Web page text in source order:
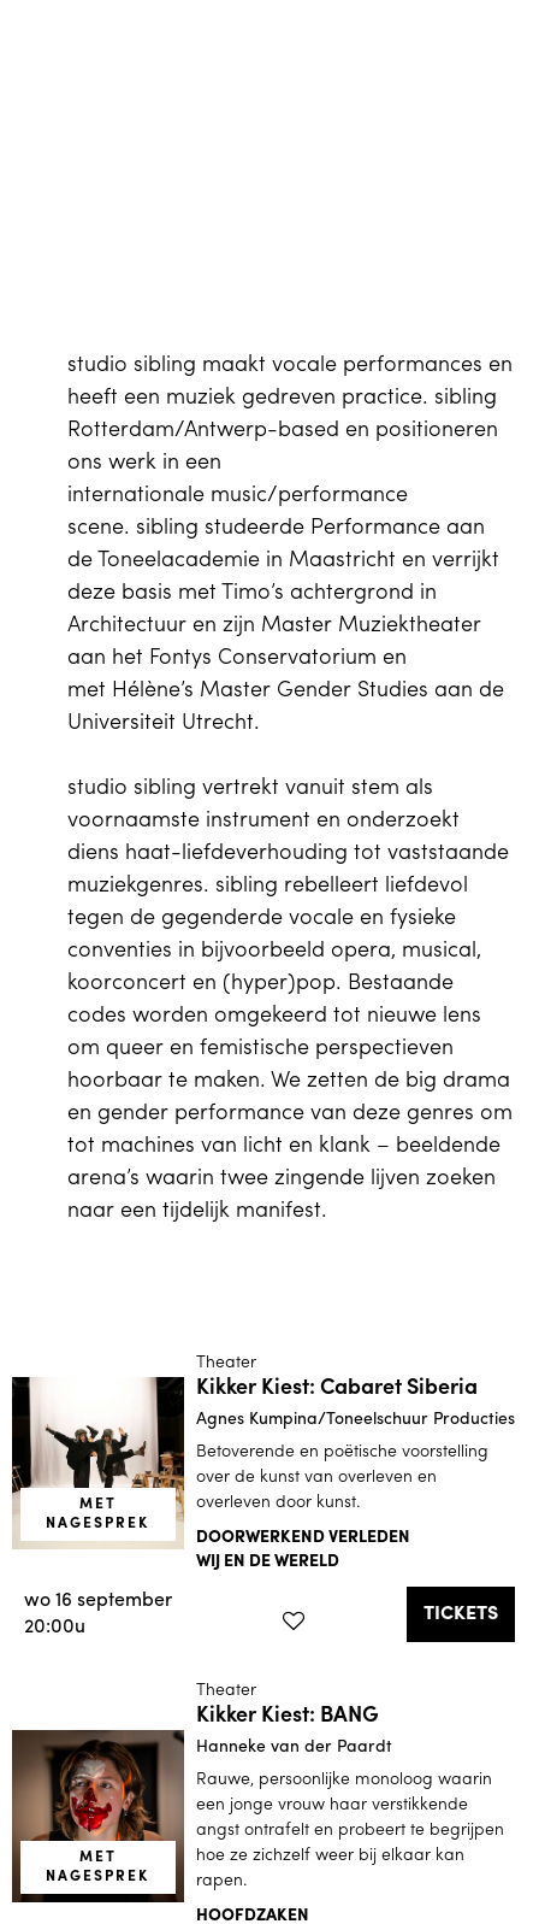
studio sibling maakt vocale performances en
heeft een muziek gedreven practice. sibling
Rotterdam/Antwerp-based en positioneren
ons werk in een
internationale music/performance
scene. sibling studeerde Performance aan
de Toneelacademie in Maastricht en verrijkt
deze basis met Timo’s achtergrond in
Architectuur en zijn Master Muziektheater
aan het Fontys Conservatorium en
met Hélène’s Master Gender Studies aan de
Universiteit Utrecht.
studio sibling vertrekt vanuit stem als
voornaamste instrument en onderzoekt
diens haat-liefdeverhouding tot vaststaande
muziekgenres. sibling rebelleert liefdevol
tegen de gegenderde vocale en fysieke
conventies in bijvoorbeeld opera, musical,
koorconcert en (hyper)pop. Bestaande
codes worden omgekeerd tot nieuwe lens
om queer en femistische perspectieven
hoorbaar te maken. We zetten de big drama
en gender performance van deze genres om
tot machines van licht en klank – beeldende
arena’s waarin twee zingende lijven zoeken
naar een tijdelijk manifest.
MET
NAGESPREK
Kikker Kiest: Cabaret Siberia
Agnes Kumpina/Toneelschuur Producties
Theater
Betoverende en poëtische voorstelling
over de kunst van overleven en
overleven door kunst.
DOORWERKEND VERLEDEN
WIJ EN DE WERELD
wo 16 september
20:00u
TICKETS
MET
NAGESPREK
Kikker Kiest: BANG
Hanneke van der Paardt
Theater
Rauwe, persoonlijke monoloog waarin
een jonge vrouw haar verstikkende
angst ontrafelt en probeert te begrijpen
hoe ze zichzelf weer bij elkaar kan
rapen.
HOOFDZAKEN